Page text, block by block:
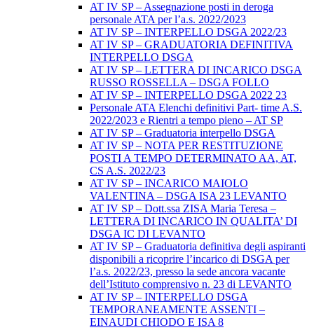
AT IV SP – Assegnazione posti in deroga
personale ATA per l’a.s. 2022/2023
AT IV SP – INTERPELLO DSGA 2022/23
AT IV SP – GRADUATORIA DEFINITIVA
INTERPELLO DSGA
AT IV SP – LETTERA DI INCARICO DSGA
RUSSO ROSSELLA – DSGA FOLLO
AT IV SP – INTERPELLO DSGA 2022 23
Personale ATA Elenchi definitivi Part- time A.S.
2022/2023 e Rientri a tempo pieno – AT SP
AT IV SP – Graduatoria interpello DSGA
AT IV SP – NOTA PER RESTITUZIONE
POSTI A TEMPO DETERMINATO AA, AT,
CS A.S. 2022/23
AT IV SP – INCARICO MAIOLO
VALENTINA – DSGA ISA 23 LEVANTO
AT IV SP – Dott.ssa ZISA Maria Teresa –
LETTERA DI INCARICO IN QUALITA’ DI
DSGA IC DI LEVANTO
AT IV SP – Graduatoria definitiva degli aspiranti
disponibili a ricoprire l’incarico di DSGA per
l’a.s. 2022/23, presso la sede ancora vacante
dell’Istituto comprensivo n. 23 di LEVANTO
AT IV SP – INTERPELLO DSGA
TEMPORANEAMENTE ASSENTI –
EINAUDI CHIODO E ISA 8